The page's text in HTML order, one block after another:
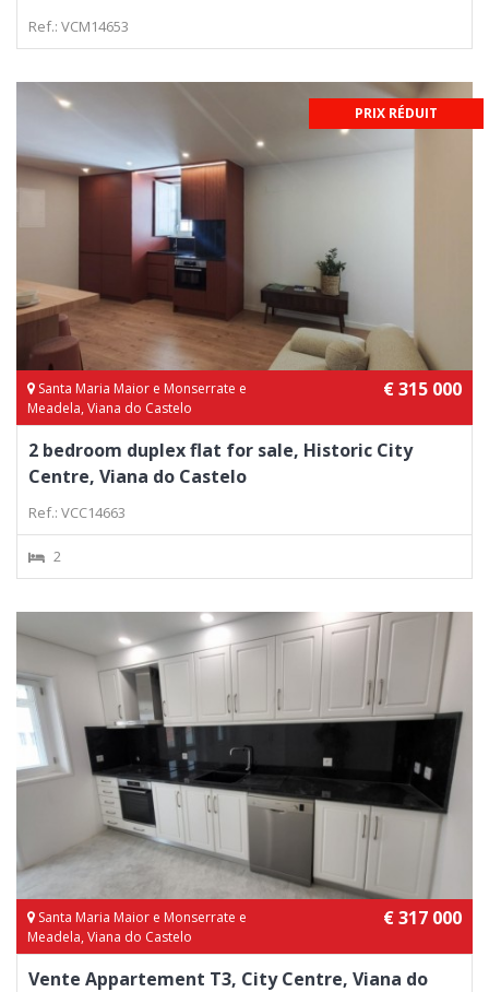
Ref.: VCM14653
PRIX RÉDUIT
Santa Maria Maior e Monserrate e
Meadela, Viana do Castelo
€ 315 000
2 bedroom duplex flat for sale, Historic City
Centre, Viana do Castelo
Ref.: VCC14663
2
Santa Maria Maior e Monserrate e
Meadela, Viana do Castelo
€ 317 000
Vente Appartement T3, City Centre, Viana do